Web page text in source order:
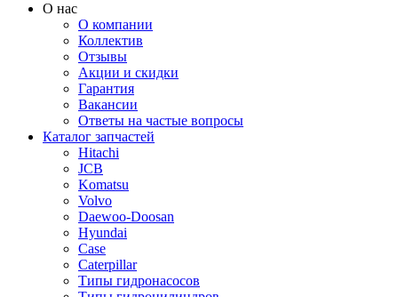
О нас
О компании
Коллектив
Отзывы
Акции и скидки
Гарантия
Вакансии
Ответы на частые вопросы
Каталог запчастей
Hitachi
JCB
Komatsu
Volvo
Daewoo-Doosan
Hyundai
Case
Caterpillar
Типы гидронасосов